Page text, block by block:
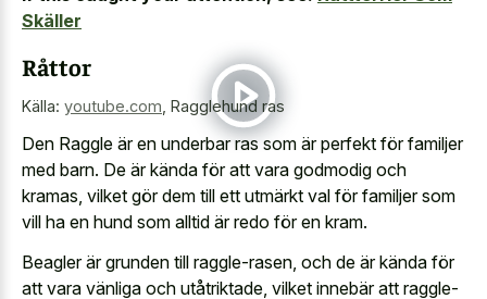
Skäller
Råttor
Källa: youtube.com Ragglehund ras
Den Raggle är en underbar ras som är perfekt för familjer
med barn. De är kända för att vara godmodig och
kramas, vilket gör dem till ett utmärkt val för familjer som
vill ha en hund som alltid är redo för en kram.
Beagler är grunden till raggle-rasen, och de är kända för
att vara vänliga och utåtriktade, vilket innebär att raggle-